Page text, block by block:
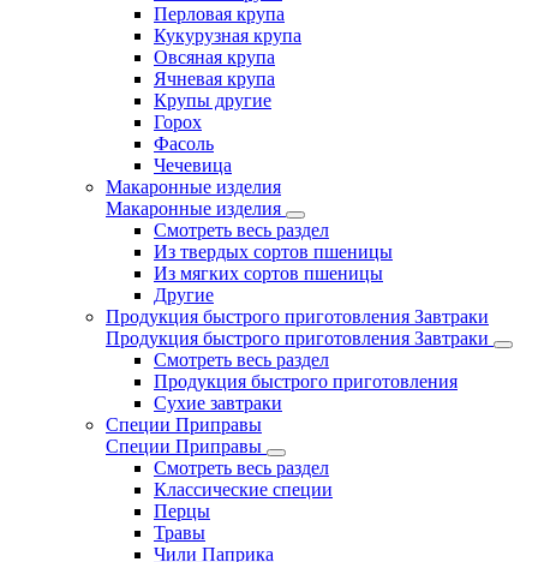
Перловая крупа
Кукурузная крупа
Овсяная крупа
Ячневая крупа
Крупы другие
Горох
Фасоль
Чечевица
Макаронные изделия
Макаронные изделия
Смотреть весь раздел
Из твердых сортов пшеницы
Из мягких сортов пшеницы
Другие
Продукция быстрого приготовления Завтраки
Продукция быстрого приготовления Завтраки
Смотреть весь раздел
Продукция быстрого приготовления
Сухие завтраки
Специи Приправы
Специи Приправы
Смотреть весь раздел
Классические специи
Перцы
Травы
Чили Паприка